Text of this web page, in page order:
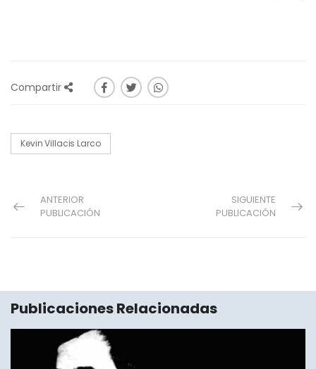
Compartir
Kevin Villacis Larco
ANTERIOR
PUBLICACIÓN
SIGUIENTE
PUBLICACIÓN
Publicaciones Relacionadas